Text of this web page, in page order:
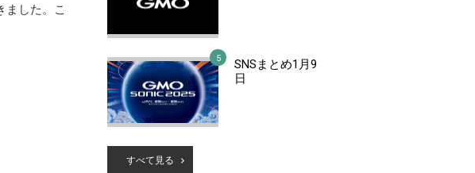
ました。こ
SNSまとめ1月9
日
すべて見る